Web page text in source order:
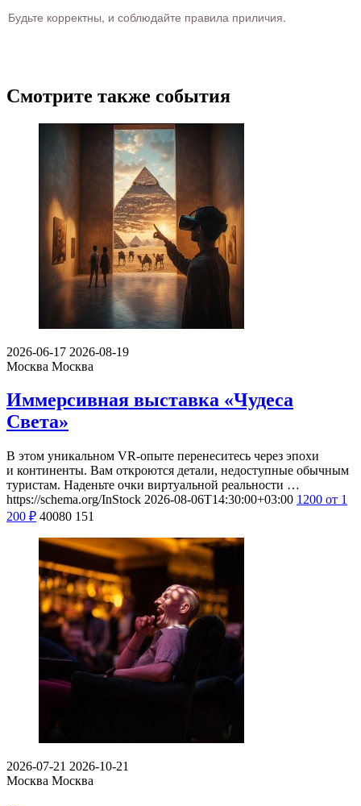
Будьте корректны, и соблюдайте правила приличия.
Смотрите также события
2026-06-17 2026-08-19
Москва Москва
Иммерсивная выставка «Чудеса
Света»
В этом уникальном VR-опыте перенеситесь через эпохи
и континенты. Вам откроются детали, недоступные обычным
туристам. Наденьте очки виртуальной реальности …
https://schema.org/InStock 2026-08-06T14:30:00+03:00 1200 от 1
200 ₽ 40080 151
2026-07-21 2026-10-21
Москва Москва